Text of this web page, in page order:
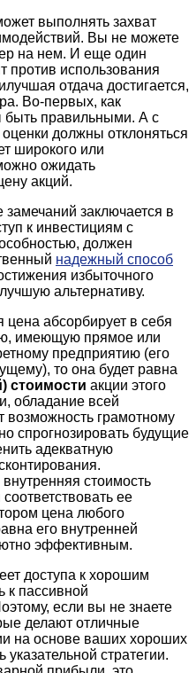
выполнять захват
Вы не можете
на нем. И еще один
против использования
отдача достигается,
Во-первых, как
быть правильными. А с
должны отклоняться
широкого или
ожидать
акций.
заключается в
к инвестициям с
должен
надежный способ
избыточного
альтернативу.
абсорбирует в себя
имеющую прямое или
предприятию (его
то она будет равна
стоимости акции этого
обладание всей
возможность грамотному
спрогнозировать будущие
адекватную
стоимость
ее
цена любого
его внутренней
эффективным.
доступа к хорошим
к пассивной
если вы не знаете
делают отличные
на основе ваших хороших
стратегии.